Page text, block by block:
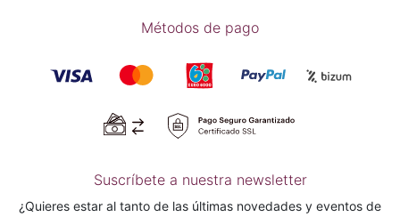
Métodos de pago
Suscríbete a nuestra newsletter
¿Quieres estar al tanto de las últimas novedades y eventos de